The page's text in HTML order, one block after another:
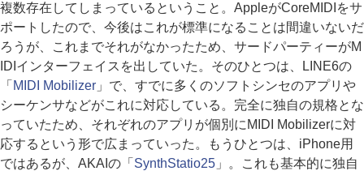
複数存在してしまっているということ。AppleがCoreMIDIをサ
ポートしたので、今後はこれが標準になることは間違いないだ
ろうが、これまでそれがなかったため、サードパーティーがM
IDIインターフェイスを出していた。そのひとつは、LINE6の
「 MIDI Mobilizer」で、すでに多くのソフトシンセのアプリや
シーケンサなどがこれに対応している。完全に独自の規格とな
っていたため、それぞれのアプリが個別にMIDI Mobilizerに対
応するという形で広まっていった。もうひとつは、iPhone用
ではあるが、AKAIの「 SynthStatio25」。これも基本的に独自